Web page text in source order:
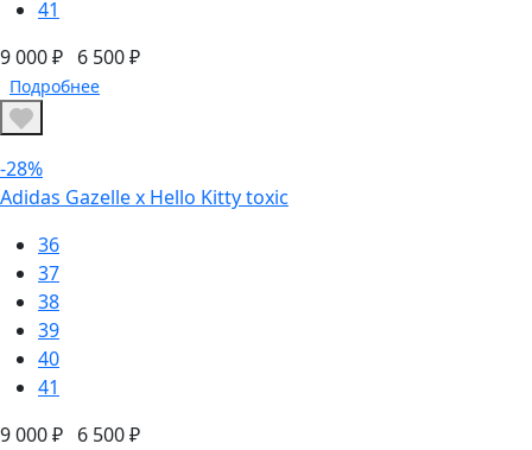
41
9 000 ₽ 6 500 ₽
Подробнее
-28%
Adidas Gazelle x Hello Kitty toxic
36
37
38
39
40
41
9 000 ₽ 6 500 ₽